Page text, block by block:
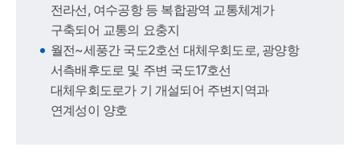
전라선, 여수공항 등 복합광역 교통체계가
구축되어 교통의 요충지
월전~세풍간 국도2호선 대체우회도로, 광양항
서측배후도로 및 주변 국도17호선
대체우회도로가 기 개설되어 주변지역과
연계성이 양호